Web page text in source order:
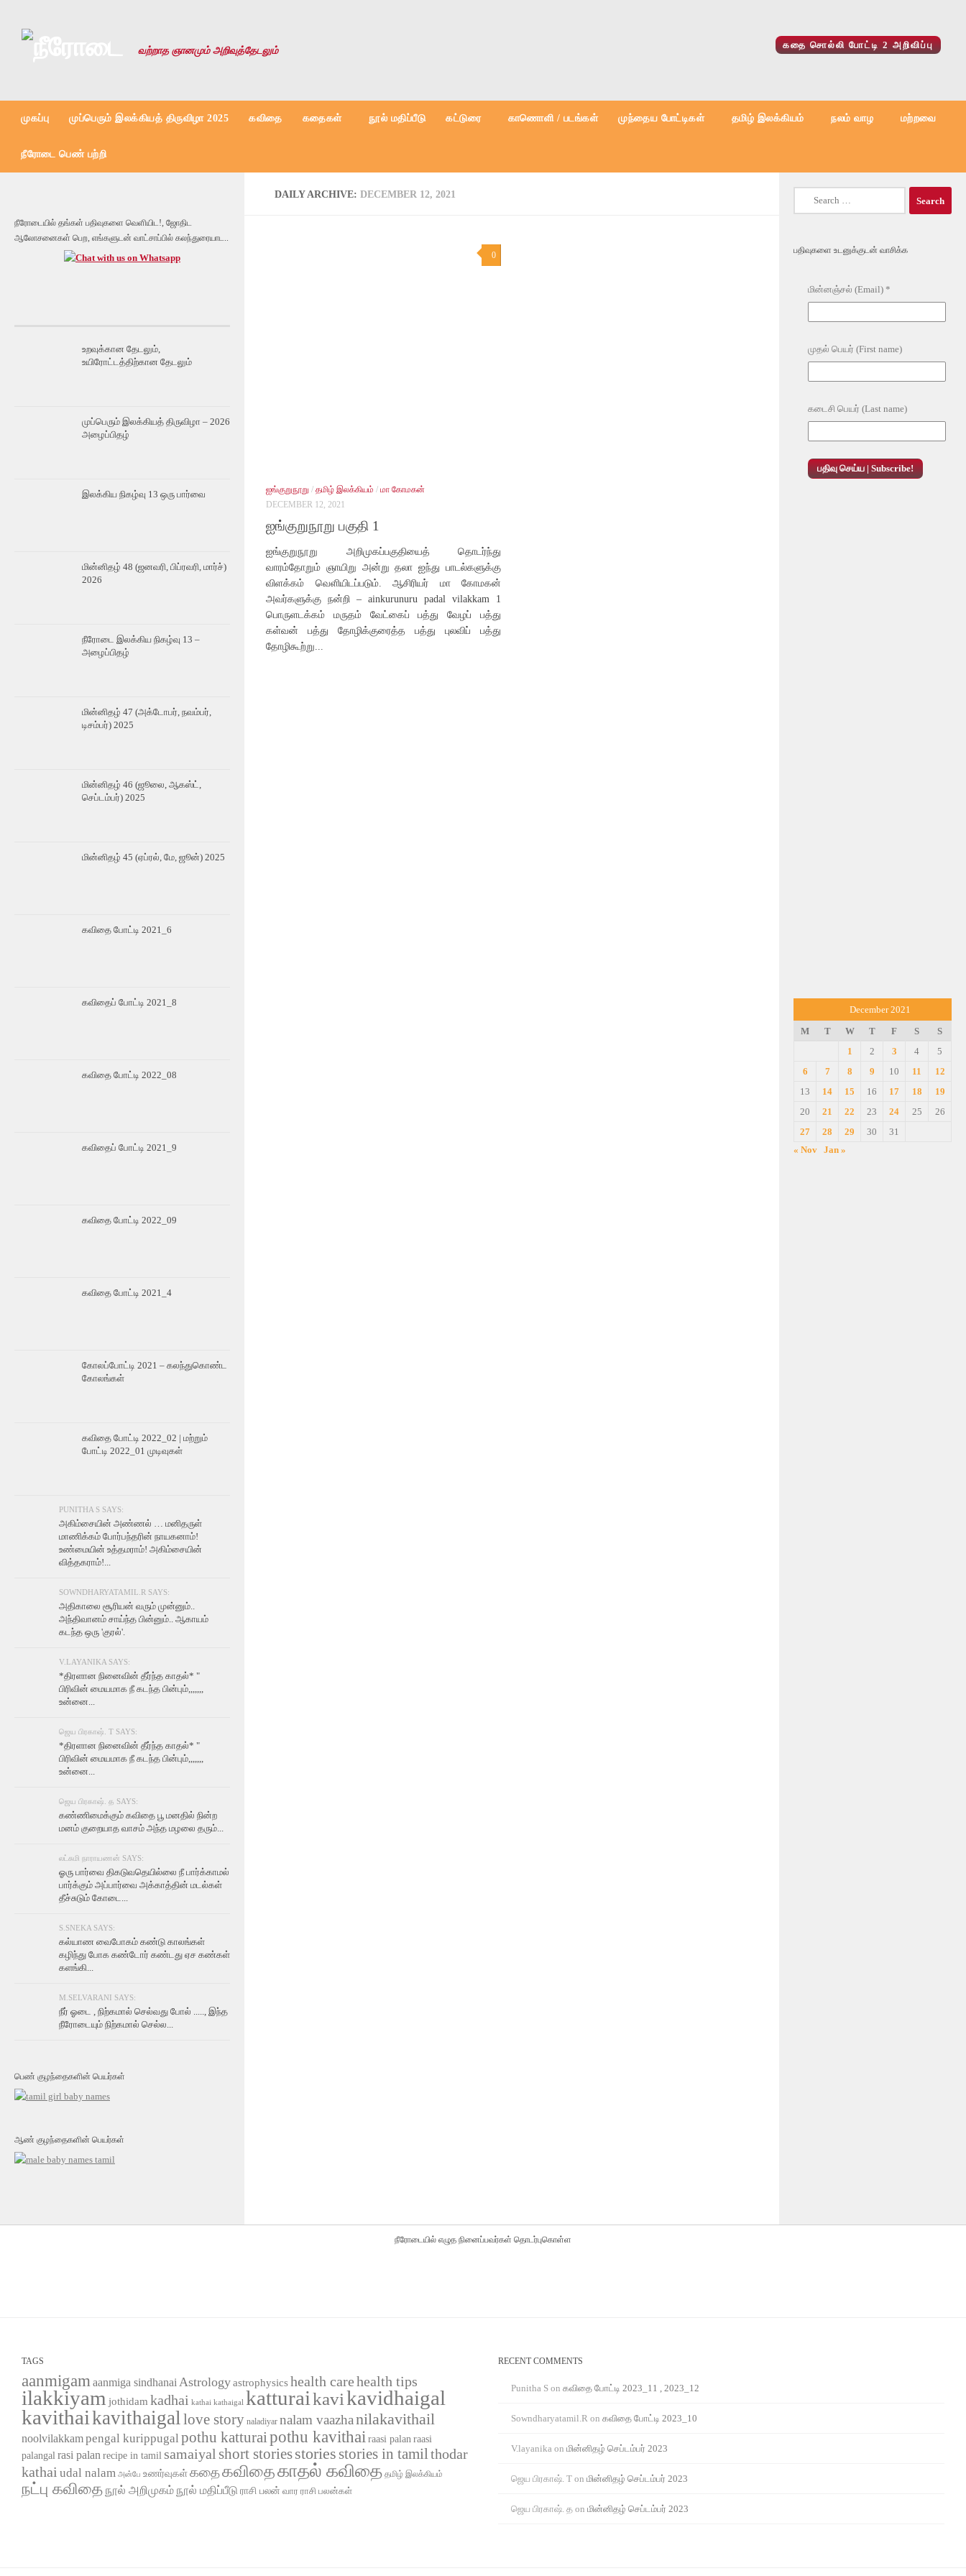
வற்றாத ஞானமும் அறிவுத்தேடலும் கதை சொல்லி போட்டி 2 அறிவிப்பு
முகப்பு முப்பெரும் இலக்கியத் திருவிழா 2025 கவிதை கதைகள் நூல் மதிப்பீடு கட்டுரை காணொளி / படங்கள் முந்தைய போட்டிகள் தமிழ் இலக்கியம் நலம் வாழ மற்றவை
நீரோடை பெண் பற்றி
DAILY ARCHIVE: DECEMBER 12, 2021
0
ஐங்குறுநூறு / தமிழ் இலக்கியம் / மா கோமகன்
DECEMBER 12, 2021
ஐங்குறுநூறு பகுதி 1
ஐங்குறுநூறு அறிமுகப்பகுதியைத் தொடர்ந்து
வாரம்தோறும் ஞாயிறு அன்று தலா ஐந்து பாடல்களுக்கு
விளக்கம் வெளியிடப்படும். ஆசிரியர் மா கோமகன்
அவர்களுக்கு நன்றி – ainkurunuru padal vilakkam 1
பொருளடக்கம் மருதம் வேட்கைப் பத்து வேழப் பத்து
கள்வன் பத்து தோழிக்குரைத்த பத்து புலவிப் பத்து
தோழிகூற்று...
நீரோடையில் தங்கள் பதிவுகளை வெளியிட!, ஜோதிட
ஆலோசனைகள் பெற, எங்களுடன் வாட்சாப்பில் கலந்துரையாட..
உறவுக்கான தேடலும்,
உயிரோட்டத்திற்கான தேடலும்
முப்பெரும் இலக்கியத் திருவிழா – 2026
அழைப்பிதழ்
இலக்கிய நிகழ்வு 13 ஒரு பார்வை
மின்னிதழ் 48 (ஜனவரி, பிப்ரவரி, மார்ச்)
2026
நீரோடை இலக்கிய நிகழ்வு 13 –
அழைப்பிதழ்
மின்னிதழ் 47 (அக்டோபர், நவம்பர்,
டிசம்பர்) 2025
மின்னிதழ் 46 (ஜூலை, ஆகஸ்ட்,
செப்டம்பர்) 2025
மின்னிதழ் 45 (ஏப்ரல், மே, ஜூன்) 2025
கவிதை போட்டி 2021_6
கவிதைப் போட்டி 2021_8
கவிதை போட்டி 2022_08
கவிதைப் போட்டி 2021_9
கவிதை போட்டி 2022_09
கவிதை போட்டி 2021_4
கோலப்போட்டி 2021 – கலந்துகொண்ட
கோலங்கள்
கவிதை போட்டி 2022_02 | மற்றும்
போட்டி 2022_01 முடிவுகள்
PUNITHA S SAYS:
அகிம்சையின் அண்ணல் … மனிதருள்
மாணிக்கம் போர்பந்தரின் நாயகனாம்!
உண்மையின் உத்தமராம்! அகிம்சையின்
வித்தகராம்!...
SOWNDHARYATAMIL.R SAYS:
அதிகாலை சூரியன் வரும் முன்னும்..
அந்திவானம் சாய்ந்த பின்னும்.. ஆகாயம்
கடந்த ஒரு 'குரல்'.
V.LAYANIKA SAYS:
*திரளான நினைவின் தீர்ந்த காதல்* "
பிரிவின் மையமாக நீ கடந்த பின்பும்,,,,,,,
உன்னை...
ஜெய பிரகாஷ். T SAYS:
*திரளான நினைவின் தீர்ந்த காதல்* "
பிரிவின் மையமாக நீ கடந்த பின்பும்,,,,,,,
உன்னை...
ஜெய பிரகாஷ். த SAYS:
கண்ணிமைக்கும் கவிதை பூ மனதில் நின்ற
மனம் குறையாத வாசம் அந்த மழலை தரும்...
லட்சுமி நாராயணன் SAYS:
ஓரு பார்வை திகடுவதெயில்லை நீ பார்க்காமல்
பார்க்கும் அப்பார்வை அக்காத்தின் மடல்கள்
தீச்சுடும் கோடை...
S.SNEKA SAYS:
கல்யாண வைபோகம் கண்டு காலங்கள்
கழிந்து போக கண்டோர் கண்டது ஏச கண்கள்
களங்கி...
M.SELVARANI SAYS:
நீர் ஓடை , நிற்கமால் செல்வது போல் ....., இந்த
நீரோடையும் நிற்கமால் செல்ல...
பெண் குழந்தைகளின் பெயர்கள்
ஆண் குழந்தைகளின் பெயர்கள்
பதிவுகளை உடனுக்குடன் வாசிக்க
மின்னஞ்சல் (Email) *
முதல் பெயர் (First name)
கடைசி பெயர் (Last name)
December 2021
M
T W T F S
S
1
2 3 4
5
6
7 8 9 10 11
12
13
14 15 16 17 18
19
20
21 22 23 24 25
26
27
28 29 30
31
« Nov Jan »
நீரோடையில் எழுத நினைப்பவர்கள் தொடர்புகொள்ள
TAGS
aanmigam aanmiga sindhanai Astrologyastrophysicshealth carehealth tips
ilakkiyam jothidam kadhai kathai kathaigal katturaikavikavidhaigal
kavithaikavithaigallove story naladiyar nalam vaazhanilakavithail
noolvilakkampengal kurippugal pothu katturaipothu kavithai raasi palan raasi
palangal rasi palan recipe in tamil samaiyal short storiesstories stories in tamilthodar
kathai udal nalam அன்பே உணர்வுகள் கதைகவிதைகாதல் கவிதை தமிழ் இலக்கியம்
நட்பு கவிதை நூல் அறிமுகம் நூல் மதிப்பீடு ராசி பலன் வார ராசி பலன்கள்
RECENT COMMENTS
Punitha Son கவிதை போட்டி 2023_11 , 2023_12
Sowndharyatamil.Ron கவிதை போட்டி 2023_10
V.layanikaon மின்னிதழ் செப்டம்பர் 2023
ஜெய பிரகாஷ். Ton மின்னிதழ் செப்டம்பர் 2023
ஜெய பிரகாஷ். தon மின்னிதழ் செப்டம்பர் 2023